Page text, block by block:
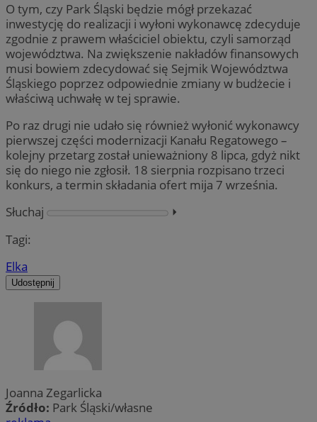
O tym, czy Park Śląski będzie mógł przekazać
inwestycję do realizacji i wyłoni wykonawcę zdecyduje
zgodnie z prawem właściciel obiektu, czyli samorząd
województwa. Na zwiększenie nakładów finansowych
musi bowiem zdecydować się Sejmik Województwa
Śląskiego poprzez odpowiednie zmiany w budżecie i
właściwą uchwałę w tej sprawie.
Po raz drugi nie udało się również wyłonić wykonawcy
pierwszej części modernizacji Kanału Regatowego –
kolejny przetarg został unieważniony 8 lipca, gdyż nikt
się do niego nie zgłosił. 18 sierpnia rozpisano trzeci
konkurs, a termin składania ofert mija 7 września.
Słuchaj
⏵︎
Tagi:
Elka
Udostępnij
Joanna Zegarlicka
Źródło: Park Śląski/własne